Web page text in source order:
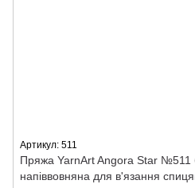
Артикул: 511
Пряжа YarnArt Angora Star №511
напіввовняна для в'язання